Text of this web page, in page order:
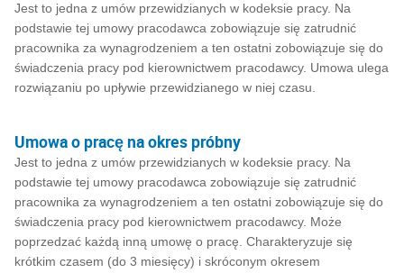
Jest to jedna z umów przewidzianych w kodeksie pracy. Na
podstawie tej umowy pracodawca zobowiązuje się zatrudnić
pracownika za wynagrodzeniem a ten ostatni zobowiązuje się do
świadczenia pracy pod kierownictwem pracodawcy. Umowa ulega
rozwiązaniu po upływie przewidzianego w niej czasu.
Umowa o pracę na okres próbny
Jest to jedna z umów przewidzianych w kodeksie pracy. Na
podstawie tej umowy pracodawca zobowiązuje się zatrudnić
pracownika za wynagrodzeniem a ten ostatni zobowiązuje się do
świadczenia pracy pod kierownictwem pracodawcy. Może
poprzedzać każdą inną umowę o pracę. Charakteryzuje się
krótkim czasem (do 3 miesięcy) i skróconym okresem